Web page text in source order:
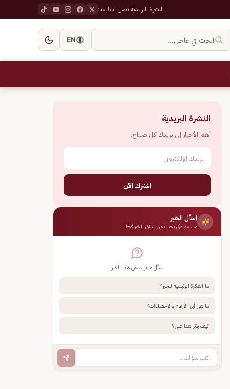
النشرة البريديةاتصل بناتابعنا:
ابحث في عاجل… EN
النشرة البريدية
أهم الأخبار إلى بريدك كل صباح.
اشترك الآن
اسأل الخبر
مساعد ذكي يجيب من سياق الخبر فقط
اسأل ما تريد عن هذا الخبر
ما الفكرة الرئيسية للخبر؟
ما هي أبرز الأرقام والإحصاءات؟
كيف يؤثر هذا علي؟